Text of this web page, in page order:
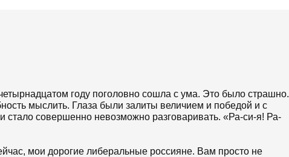
году поголовно сошла с ума. Это было страшно.
мыслить. Глаза были залиты величием и победой и с
совершенно невозможно разговаривать. «Ра-си-я! Ра-
мои дорогие либеральные россияне. Вам просто не